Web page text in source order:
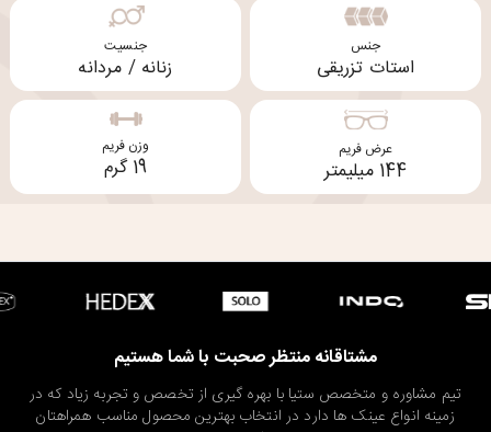
جنس
استات تزریقی
جنسیت
زنانه / مردانه
عرض فریم
144 میلیمتر
وزن فریم
19 گرم
مشتاقانه منتظر صحبت با شما هستیم
تیم مشاوره و متخصص ستیا با بهره گیری از تخصص و تجربه زیاد که در
زمینه انواع عینک ها دارد در انتخاب بهترین محصول مناسب همراهتان